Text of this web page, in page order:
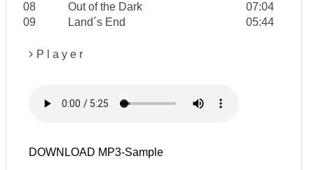
08
Out of the Dark
07:04
09
Land´s End 05:44
P l a y e r
DOWNLOAD MP3-Sample